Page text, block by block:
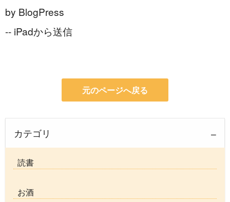
by BlogPress
-- iPadから送信
元のページへ戻る
カテゴリ
読書
お酒